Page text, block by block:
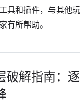
具和插件，与其他
有所帮助。
破解指南：逐